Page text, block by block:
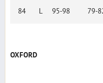
84
L 95-98 79-
OXFORD